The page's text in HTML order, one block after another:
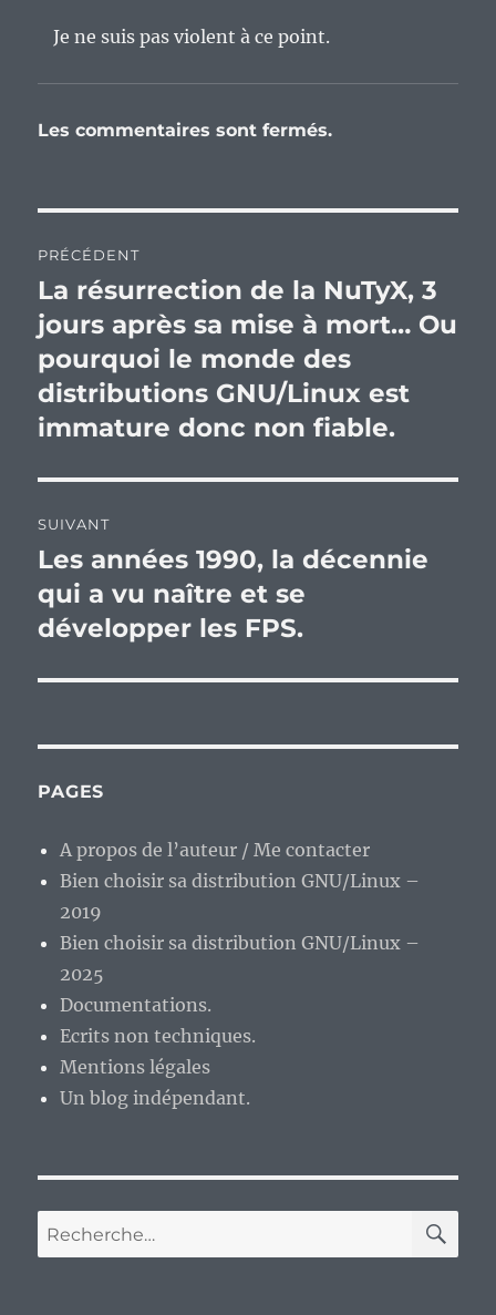
Je ne suis pas violent à ce point.
Les commentaires sont fermés.
de
l’article
PRÉCÉDENT
Publication
précédente :
La résurrection de la NuTyX, 3
jours après sa mise à mort… Ou
pourquoi le monde des
distributions GNU/Linux est
immature donc non fiable.
SUIVANT
Publication
suivante :
Les années 1990, la décennie
qui a vu naître et se
développer les FPS.
PAGES
A propos de l’auteur / Me contacter
Bien choisir sa distribution GNU/Linux –
2019
Bien choisir sa distribution GNU/Linux –
2025
Documentations.
Ecrits non techniques.
Mentions légales
Un blog indépendant.
Recherche
pour :